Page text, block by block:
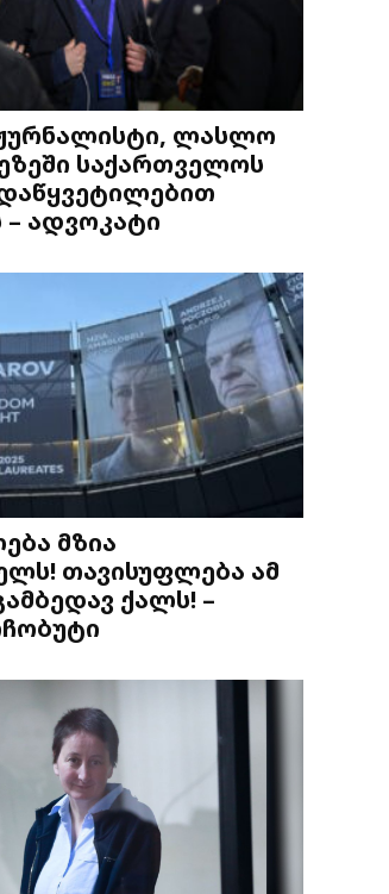
ლასლო
საქართველოს
ადვოკატი
მზია
თავისუფლება ამ
ქალს! –